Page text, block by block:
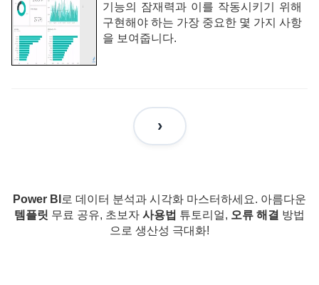
기능의 잠재력과 이를 작동시키기 위해
구현해야 하는 가장 중요한 몇 가지 사항
을 보여줍니다.
Power BI 로 데이터 분석과 시각화 마스터하세요. 아름다운
템플릿 무료 공유, 초보자 사용법 튜토리얼, 오류 해결 방법
으로 생산성 극대화!